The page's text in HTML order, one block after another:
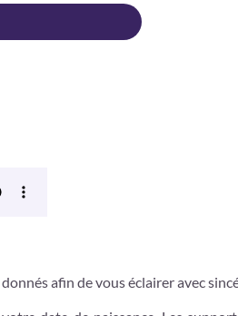
afin de vous éclairer avec